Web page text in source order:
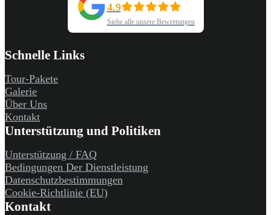
4.9
Siehe alle unsere Bewertungen
Schnelle Links
Tour-Pakete
Galerie
Über Uns
Kontakt
Unterstützung und Politiken
Unterstützung / FAQ
Bedingungen Der Dienstleistung
Datenschutzbestimmungen
Cookie-Richtlinie (EU)
Kontakt